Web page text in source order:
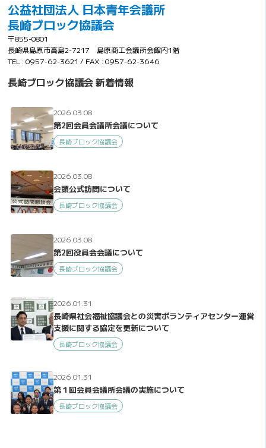
公益社団法人 日本青年会議所
長崎ブロック協議会
〒855-0801
長崎県島原市高島2-7217 島原商工会議所会館内1階
TEL : 0957-62-3621 / FAX : 0957-62-3646
長崎ブロック協議会 新着情報
2026.03.08
第2回会員会議所会議について
長崎ブロック協議会
2026.03.08
会頭公式訪問について
長崎ブロック協議会
2026.03.08
第2回役員会会議について
長崎ブロック協議会
2026.01.31
長崎県社会福祉協議会との災害ボランティアセンター運営
支援に関する協定を更新について
長崎ブロック協議会
2026.01.31
第１回会員会議所会議の実施について
長崎ブロック協議会